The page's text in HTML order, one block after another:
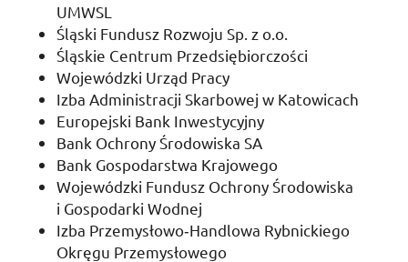
UMWSL
Śląski Fundusz RozwojuSp. zo.o.
Śląskie Centrum Przedsiębiorczości
Wojewódzki Urząd Pracy
Izba Administracji Skarbowej w Katowicach
Europejski Bank Inwestycyjny
Bank Ochrony ŚrodowiskaSA
Bank Gospodarstwa Krajowego
Wojewódzki Fundusz Ochrony Środowiska
i Gospodarki Wodnej
Izba Przemysłowo­‑Handlowa Rybnickiego
Okręgu Przemysłowego